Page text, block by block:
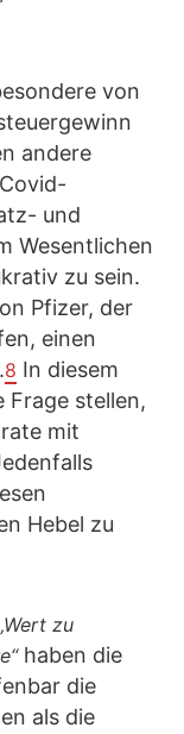
von
andere
und
Wesentlichen
zu sein.
Pfizer, der
einen
8 In diesem
Frage stellen,
mit
Hebel zu
zu
haben die
die
als die